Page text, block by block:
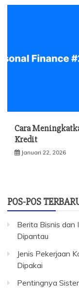
Cara
Kredit
Januari 22, 2026
POS-POS
Berita Bisnis dan
Dipantau
Jenis Pekerjaan
Dipakai
Pentingnya